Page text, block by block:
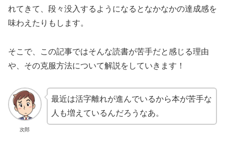
れてきて、段々没入するようになるとなかなかの達成感を
味わえたりもします。
そこで、この記事ではそんな読書が苦手だと感じる理由
や、その克服方法について解説をしていきます！
次郎
最近は活字離れが進んでいるから本が苦手な
人も増えているんだろうなあ。